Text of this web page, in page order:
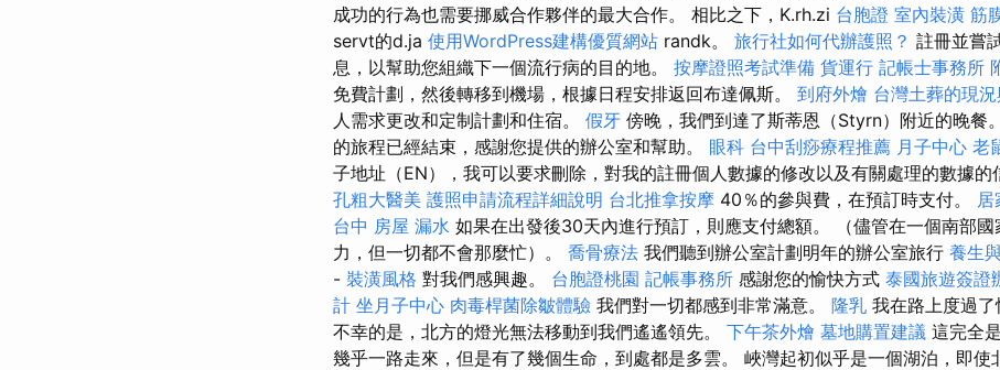
成功的行為也需要挪威合作夥伴的最大合作。 相比之下，K.rh.zi 台胞證 室內裝潢 筋
servt的d.ja 使用WordPress建構優質網站 randk。 旅行社如何代辦護照？ 註冊並嘗
息，以幫助您組織下一個流行病的目的地。 按摩證照考試準備 貨運行 記帳士事務所
免費計劃，然後轉移到機場，根據日程安排返回布達佩斯。 到府外燴 台灣土葬的現
人需求更改和定制計劃和住宿。 假牙 傍晚，我們到達了斯蒂恩（Styrn）附近的晚餐
的旅程已經結束，感謝您提供的辦公室和幫助。 眼科 台中刮痧療程推薦 月子中心 老
子地址（EN），我可以要求刪除，對我的註冊個人數據的修改以及有關處理的數據的
孔粗大醫美 護照申請流程詳細說明 台北推拿按摩 40％的參與費，在預訂時支付。
台中 房屋 漏水 如果在出發後30天內進行預訂，則應支付總額。 （儘管在一個南部國
力，但一切都不會那麼忙）。 喬骨療法 我們聽到辦公室計劃明年的辦公室旅行 養生
- 裝潢風格 對我們感興趣。 台胞證桃園 記帳事務所 感謝您的愉快方式 泰國旅遊簽證
計 坐月子中心 肉毒桿菌除皺體驗 我們對一切都感到非常滿意。 隆乳 我在路上度過
不幸的是，北方的燈光無法移動到我們遙遙領先。 下午茶外燴 墓地購置建議 這完全
幾乎一路走來，但是有了幾個生命，到處都是多雲。 峽灣起初似乎是一個湖泊，即使